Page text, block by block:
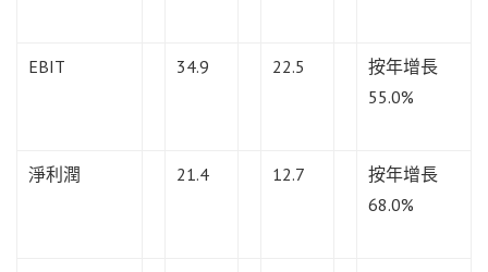
EBIT 34.9 22.5
按年增長
55.0%
淨利潤 21.4 12.7
按年增長
68.0%